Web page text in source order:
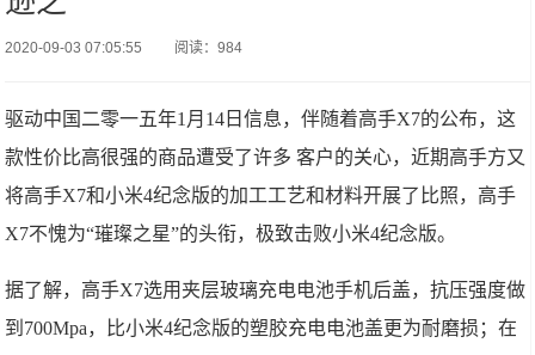
2020-09-03 07:05:55 阅读：984
驱动中国二零一五年1月14日信息，伴随着高手X7的公布，这
款性价比高很强的商品遭受了许多 客户的关心，近期高手方又
将高手X7和小米4纪念版的加工工艺和材料开展了比照，高手
X7不愧为“璀璨之星”的头衔，极致击败小米4纪念版。
据了解，高手X7选用夹层玻璃充电电池手机后盖，抗压强度做
到700Mpa，比小米4纪念版的塑胶充电电池盖更为耐磨损；在